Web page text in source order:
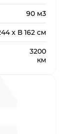
90 м3
x В 162 см
3200
км